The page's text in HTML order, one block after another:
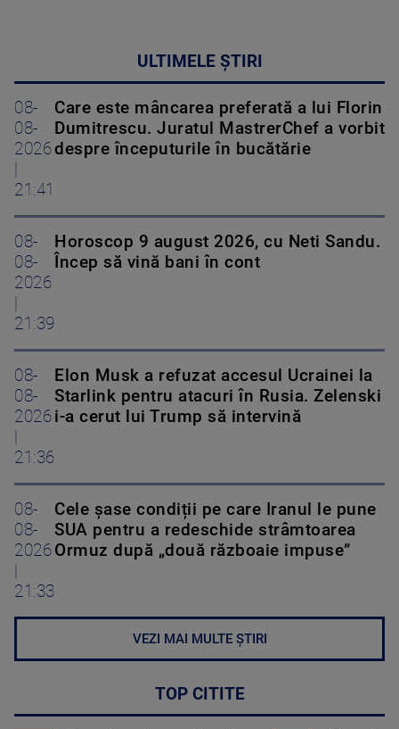
ULTIMELE ȘTIRI
08-
08-
2026
21:41
Care este mâncarea preferată a lui Florin
Dumitrescu. Juratul MastrerChef a vorbit
despre începuturile în bucătărie
08-
08-
2026
21:39
Horoscop 9 august 2026, cu Neti Sandu.
Încep să vină bani în cont
08-
08-
2026
21:36
Elon Musk a refuzat accesul Ucrainei la
Starlink pentru atacuri în Rusia. Zelenski
i-a cerut lui Trump să intervină
08-
08-
2026
21:33
Cele șase condiții pe care Iranul le pune
SUA pentru a redeschide strâmtoarea
Ormuz după „două războaie impuse”
VEZI MAI MULTE ȘTIRI
TOP CITITE